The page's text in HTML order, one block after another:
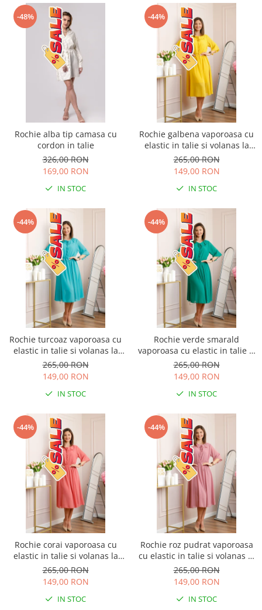
-48%
Rochie alba tip camasa cu
cordon in talie
326,00 RON
169,00 RON
IN STOC
-44%
Rochie galbena vaporoasa cu
elastic in talie si volanas la
decolteu Allegra
265,00 RON
149,00 RON
IN STOC
-44%
Rochie turcoaz vaporoasa cu
elastic in talie si volanas la
decolteu Allegra
265,00 RON
149,00 RON
IN STOC
-44%
Rochie verde smarald
vaporoasa cu elastic in talie si
volanas la decolteu Allegra
265,00 RON
149,00 RON
IN STOC
-44%
Rochie corai vaporoasa cu
elastic in talie si volanas la
decolteu Allegra
265,00 RON
149,00 RON
IN STOC
-44%
Rochie roz pudrat vaporoasa
cu elastic in talie si volanas la
decolteu Allegra
265,00 RON
149,00 RON
IN STOC